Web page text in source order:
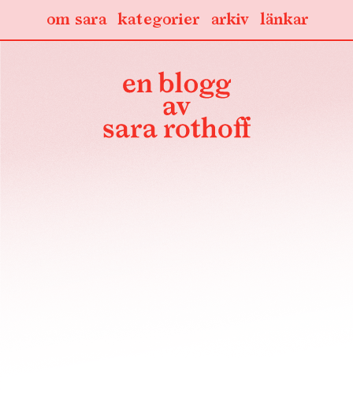
länkar
arkiv
kategorier
om sara